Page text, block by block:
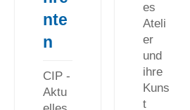
es
Ateli
er
und
ihre
Kuns
t
nte
n
CIP -
Aktu